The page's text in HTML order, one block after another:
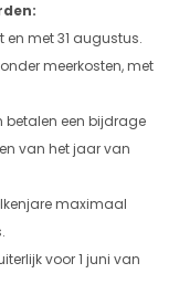
en met 31 augustus.
meerkosten, met
betalen een bijdrage
van het jaar van
maximaal
voor 1 juni van